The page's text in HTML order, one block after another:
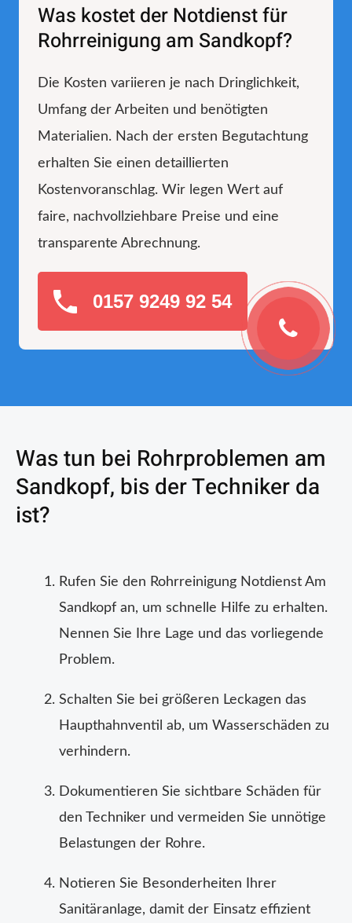
Was kostet der Notdienst für
Rohrreinigung am Sandkopf?
Die Kosten variieren je nach Dringlichkeit,
Umfang der Arbeiten und benötigten
Materialien. Nach der ersten Begutachtung
erhalten Sie einen detaillierten
Kostenvoranschlag. Wir legen Wert auf
faire, nachvollziehbare Preise und eine
transparente Abrechnung.
0157 9249 92 54
Was tun bei Rohrproblemen am
Sandkopf, bis der Techniker da
ist?
Rufen Sie den Rohrreinigung Notdienst Am
Sandkopf an, um schnelle Hilfe zu erhalten.
Nennen Sie Ihre Lage und das vorliegende
Problem.
Schalten Sie bei größeren Leckagen das
Haupthahnventil ab, um Wasserschäden zu
verhindern.
Dokumentieren Sie sichtbare Schäden für
den Techniker und vermeiden Sie unnötige
Belastungen der Rohre.
Notieren Sie Besonderheiten Ihrer
Sanitäranlage, damit der Einsatz effizient